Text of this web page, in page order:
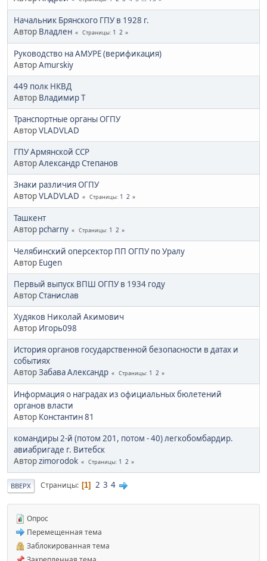
Начальник Брянского ГПУ в 1928 г.
Автор Владлен Страницы 1 2
Руководство на АМУРЕ (верификация)
АвторAmurskiy
449 полк НКВД
Автор Владимир Т
Транспортные органы ОГПУ
АвторVLADVLAD
ГПУ Армянской ССР
АвторАлександр Степанов
Знаки различия ОГПУ
АвторVLADVLAD Страницы 1 2
Ташкент
Автор pcharny Страницы 1 2
Челябинский оперсектор ПП ОГПУ по Уралу
Автор Eugen
Первый выпуск ВПШ ОГПУ в 1934 году
АвторСтанислав
Худяков Николай Акимович
Автор Игорь098
История органов государственной безопасности в датах и
событиях
АвторЗабава Александр Страницы 1 2
Информация о наградах из официальных бюлетений
органов власти
Автор Константин 81
командиры 2-й (потом 201, потом - 40) легкобомбардир.
авиабригаде г. Витебск
Авторzimorodok Страницы 1 2
ВВЕРХ Страницы 1 2 3 4
Опрос
Перемещенная тема
Заблокированная тема